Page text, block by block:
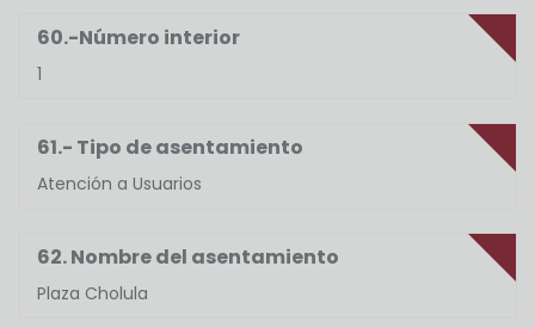
60.-Número interior
1
61.- Tipo de asentamiento
Atención a Usuarios
62. Nombre del asentamiento
Plaza Cholula